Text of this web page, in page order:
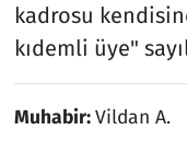
kadrosu
kıdemli üye"
Muhabir:Vildan A.